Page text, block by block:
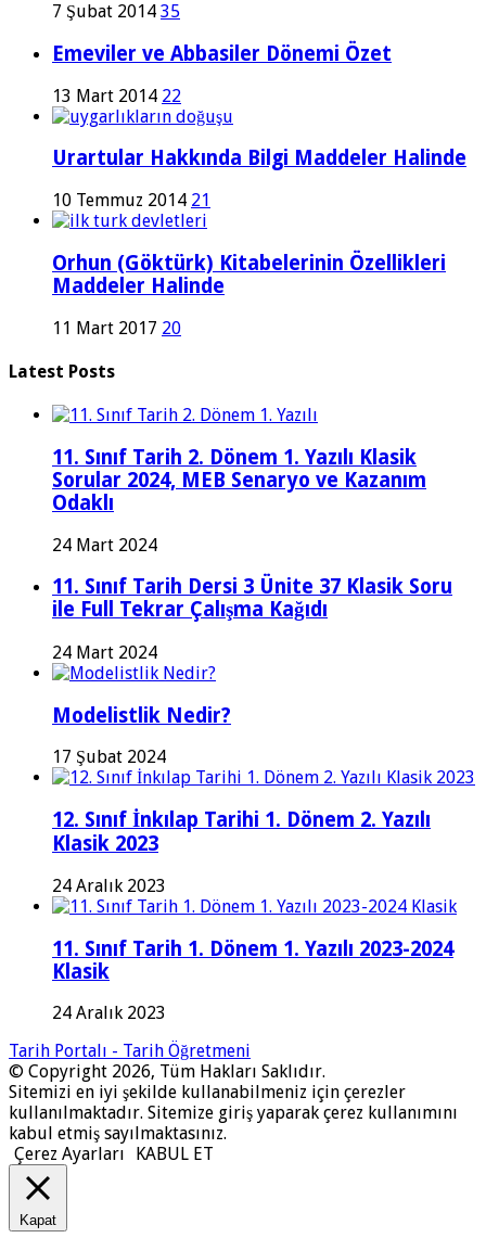
7 Şubat 2014 35
Emeviler ve Abbasiler Dönemi Özet
13 Mart 2014 22
Urartular Hakkında Bilgi Maddeler Halinde
10 Temmuz 2014 21
Orhun (Göktürk) Kitabelerinin Özellikleri
Maddeler Halinde
11 Mart 2017 20
Latest Posts
11. Sınıf Tarih 2. Dönem 1. Yazılı Klasik
Sorular 2024, MEB Senaryo ve Kazanım
Odaklı
24 Mart 2024
11. Sınıf Tarih Dersi 3 Ünite 37 Klasik Soru
ile Full Tekrar Çalışma Kağıdı
24 Mart 2024
Modelistlik Nedir?
17 Şubat 2024
12. Sınıf İnkılap Tarihi 1. Dönem 2. Yazılı
Klasik 2023
24 Aralık 2023
11. Sınıf Tarih 1. Dönem 1. Yazılı 2023-2024
Klasik
24 Aralık 2023
Tarih Portalı - Tarih Öğretmeni
© Copyright 2026, Tüm Hakları Saklıdır.
Sitemizi en iyi şekilde kullanabilmeniz için çerezler
kullanılmaktadır. Sitemize giriş yaparak çerez kullanımını
kabul etmiş sayılmaktasınız.
Çerez Ayarları
KABUL ET
Kapat